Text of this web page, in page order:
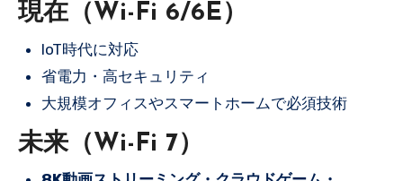
現在（Wi-Fi 6/6E）
IoT時代に対応
省電力・高セキュリティ
大規模オフィスやスマートホームで必須技術
未来（Wi-Fi 7）